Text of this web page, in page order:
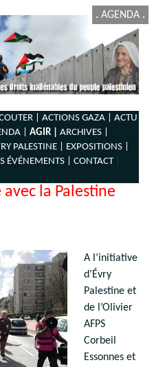
. AGENDA .
| ACTIONS GAZA |
ACTU
| AGIR |
ARCHIVES |
PALESTINE |
EXPOSITIONS |
ÉVÉNEMENTS | CONTACT|
la Palestine
A l’initiative
d’Évry
Palestine et
de l’Olivier
AFPS
Corbeil
Essonnes et